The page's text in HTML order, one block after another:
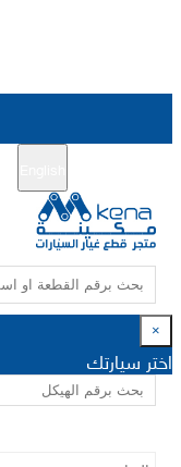
×
اختر سيارتك